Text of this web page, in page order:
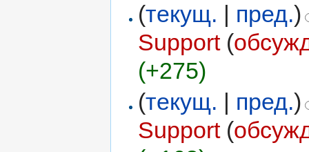
(текущ. пред.)
Support (
(+275)
(текущ. | пред.)
Support (